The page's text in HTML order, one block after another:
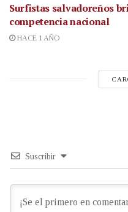
Surfistas salvadoreños
competencia nacional
HACE 1 AÑO
Suscribir